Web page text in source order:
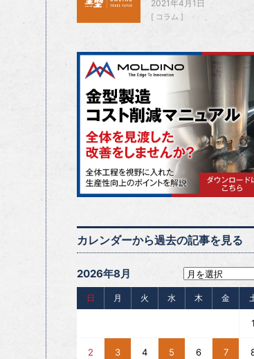
2021年4月1日
コラム
カレンダーから過去の記事を見る
2026年8月
日 月 火 水 木 金
1
2 3 4 5 6 7